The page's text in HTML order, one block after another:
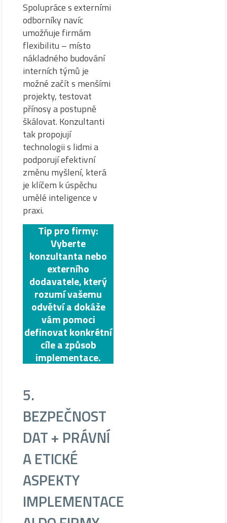
Spolupráce s externími
odborníky navíc
umožňuje firmám
flexibilitu – místo
nákladného budování
interních týmů je
možné začít s menšími
projekty, testovat
přínosy a postupně
škálovat. Konzultanti
tak propojují
technologii s lidmi a
podporují efektivní
změnu myšlení, která
je klíčem k úspěchu
umělé inteligence v
praxi.
Tip pro firmy:
Vyberte
konzultanta nebo
externího
dodavatele, který
rozumí vašemu
odvětví a dokáže
vám pomoci
definovat konkrétní
cíle a způsob
implementace.
5.
BEZPEČNOST
DAT + PRÁVNÍ
A ETICKÉ
ASPEKTY
IMPLEMENTACE